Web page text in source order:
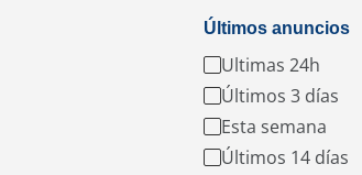
Últimos anuncios
Ultimas 24h
Últimos 3 días
Esta semana
Últimos 14 días